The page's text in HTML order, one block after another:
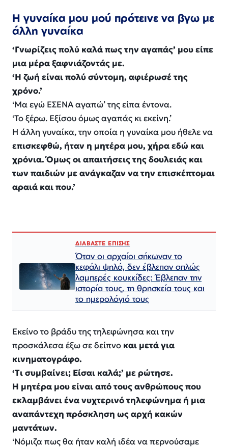
Η γυναίκα μου μού πρότεινε να βγω με
άλλη γυναίκα
‘Γνωρίζεις πολύ καλά πως την αγαπάς’ μου είπε
μια μέρα ξαφνιάζοντάς με.
‘Η ζωή είναι πολύ σύντομη, αφιέρωσέ της
χρόνο.’
‘Μα εγώ ΕΣΕΝΑ αγαπώ’ της είπα έντονα.
‘Το ξέρω. Εξίσου όμως αγαπάς κι εκείνη.’
Η άλλη γυναίκα, την οποία η γυναίκα μου ήθελε να
επισκεφθώ, ήταν η μητέρα μου, χήρα εδώ και
χρόνια. Όμως οι απαιτήσεις της δουλειάς και
των παιδιών με ανάγκαζαν να την επισκέπτομαι
αραιά και που.’
ΔΙΑΒΑΣΤΕ ΕΠΙΣΗΣ
Όταν οι αρχαίοι σήκωναν το
κεφάλι ψηλά, δεν έβλεπαν απλώς
λαμπερές κουκκίδες: Έβλεπαν την
ιστορία τους, τη θρησκεία τους και
το ημερολόγιό τους
Εκείνο το βράδυ της τηλεφώνησα και την
προσκάλεσα έξω σε δείπνο και μετά για
κινηματογράφο.
‘Τι συμβαίνει; Είσαι καλά;’ με ρώτησε.
Η μητέρα μου είναι από τους ανθρώπους που
εκλαμβάνει ένα νυχτερινό τηλεφώνημα ή μια
αναπάντεχη πρόσκληση ως αρχή κακών
μαντάτων.
‘Νόμιζα πως θα ήταν καλή ιδέα να περνούσαμε